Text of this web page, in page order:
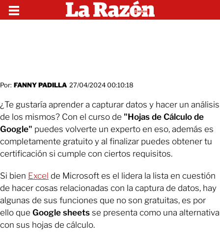
Por: FANNY PADILLA 27/04/2024 00:10:18
¿Te gustaría aprender a capturar datos y hacer un análisis
de los mismos? Con el curso de "Hojas de Cálculo de
Google" puedes volverte un experto en eso, además es
completamente gratuito y al finalizar puedes obtener tu
certificación si cumple con ciertos requisitos.
Si bien Excel de Microsoft es el lidera la lista en cuestión
de hacer cosas relacionadas con la captura de datos, hay
algunas de sus funciones que no son gratuitas, es por
ello que Google sheets se presenta como una alternativa
con sus hojas de cálculo.